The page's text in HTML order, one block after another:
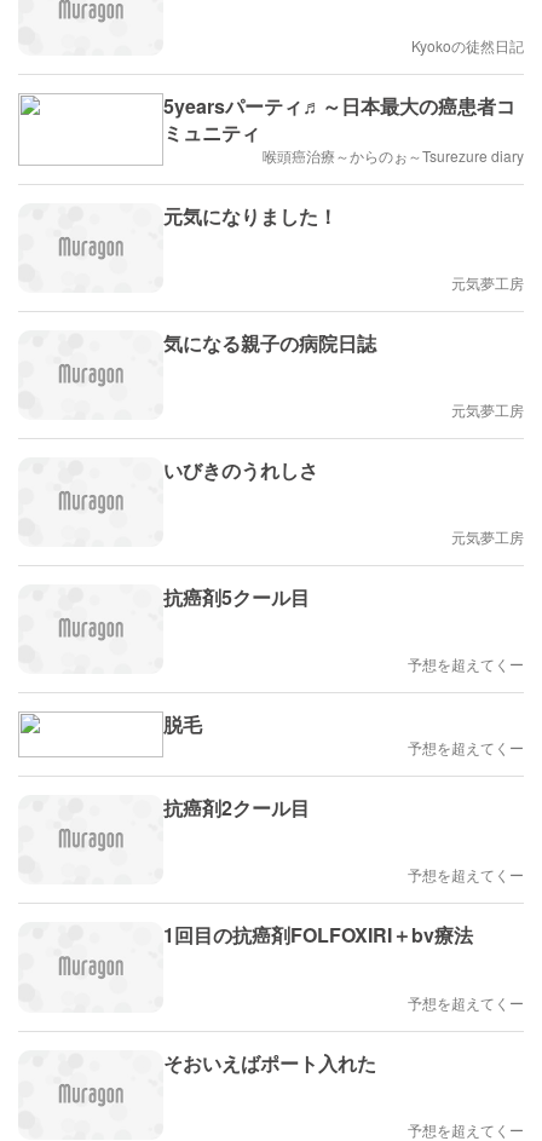
Kyokoの徒然日記
5yearsパーティ♬～日本最大の癌患者コ
ミュニティ
喉頭癌治療～からのぉ～Tsurezure diary
元気になりました！
元気夢工房
気になる親子の病院日誌
元気夢工房
いびきのうれしさ
元気夢工房
抗癌剤5クール目
予想を超えてくー
脱毛
予想を超えてくー
抗癌剤2クール目
予想を超えてくー
1回目の抗癌剤FOLFOXIRI＋bv療法
予想を超えてくー
そおいえばポート入れた
予想を超えてくー